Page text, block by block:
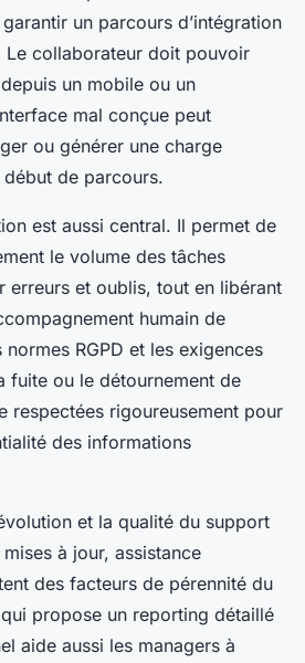
un parcours d’intégration
Le collaborateur doit pouvoir
un mobile ou un
mal conçue peut
ou générer une charge
de parcours.
est aussi central. Il permet de
le volume des tâches
erreurs et oublis, tout en libérant
humain de
RGPD et les exigences
fuite ou le détournement de
respectées rigoureusement pour
des informations
et la qualité du support
à jour, assistance
des facteurs de pérennité du
propose un reporting détaillé
aide aussi les managers à